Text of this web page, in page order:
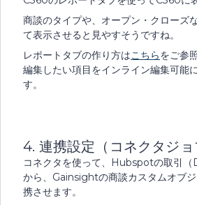
商談のタイプや、オープン・クローズ
て表示させると見やすそうですね。
レポートタブの作り方はこちらをご参
編集したい項目をインライン編集可能
す。
4. 連携設定（コネクタジョ
コネクタを使って、Hubspotの取引（
から、Gainsightの商談カスタムオブ
携させます。